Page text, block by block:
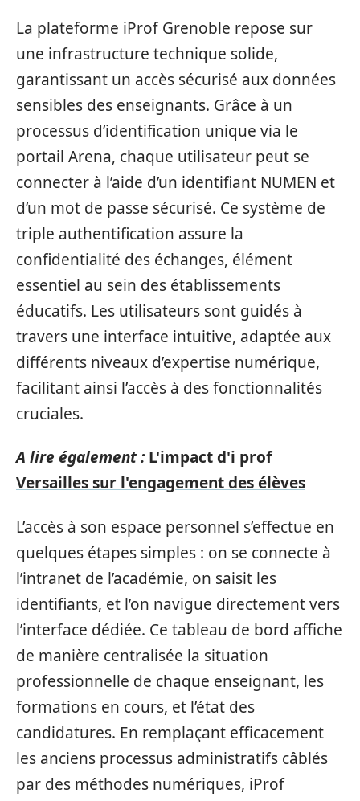
La plateforme iProf Grenoble repose sur
une infrastructure technique solide,
garantissant un accès sécurisé aux données
sensibles des enseignants. Grâce à un
processus d’identification unique via le
portail Arena, chaque utilisateur peut se
connecter à l’aide d’un identifiant NUMEN et
d’un mot de passe sécurisé. Ce système de
triple authentification assure la
confidentialité des échanges, élément
essentiel au sein des établissements
éducatifs. Les utilisateurs sont guidés à
travers une interface intuitive, adaptée aux
différents niveaux d’expertise numérique,
facilitant ainsi l’accès à des fonctionnalités
cruciales.
A lire également : L'impact d'i prof
Versailles sur l'engagement des élèves
L’accès à son espace personnel s’effectue en
quelques étapes simples : on se connecte à
l’intranet de l’académie, on saisit les
identifiants, et l’on navigue directement vers
l’interface dédiée. Ce tableau de bord affiche
de manière centralisée la situation
professionnelle de chaque enseignant, les
formations en cours, et l’état des
candidatures. En remplaçant efficacement
les anciens processus administratifs câblés
par des méthodes numériques, iProf